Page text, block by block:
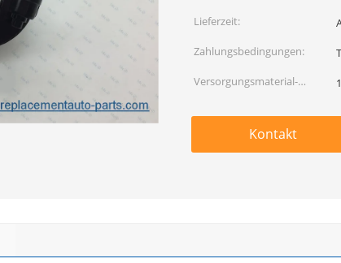
Lieferzeit:
Zahlungsbedingungen:
Versorgungsmaterial-
Kontakt